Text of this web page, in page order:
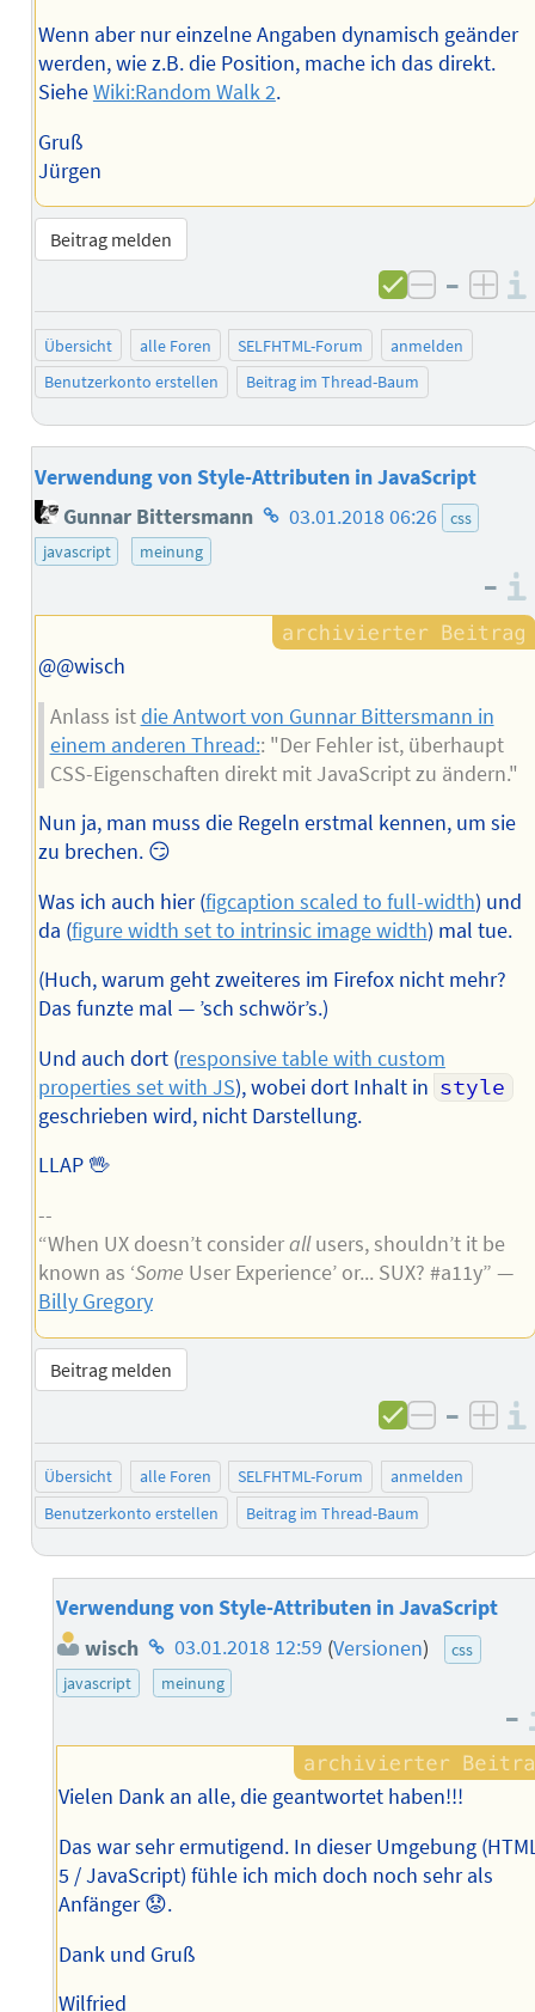
Wenn aber nur einzelne Angaben dynamisch geänder
werden, wie z.B. die Position, mache ich das direkt.
SieheWiki:Random Walk 2.
Gruß
Jürgen
Beitrag melden
negativ
–
Übersicht alle Foren SELFHTML-Forum
anmelden
Benutzerkonto erstellen
Beitrag im Thread-Baum
Verwendung von Style-Attributen in JavaScript
Gunnar Bittersmann Homepage
03.01.2018 06:26
css
javascript
meinung
–
@@wisch
Anlass istdie Antwort von Gunnar Bittersmann in
einem anderen Thread:: "Der Fehler ist, überhaupt
CSS-Eigenschaften direkt mit JavaScript zu ändern."
Nun ja, man muss die Regeln erstmal kennen, um sie
zu brechen. 😏
Was ich auch hier (figcaption scaled to full-width) und
da (figure width set to intrinsic image width) mal tue.
(Huch, warum geht zweiteres im Firefox nicht mehr?
Das funzte mal — ’sch schwör’s.)
Und auch dort (responsive table with custom
properties set with JS), wobei dort Inhalt in style
geschrieben wird, nicht Darstellung.
LLAP 🖖
--
“When UX doesn’t considerallusers, shouldn’t it be
known as ‘Some User Experience’ or... SUX? #a11y” —
Billy Gregory
Beitrag melden
negativ
–
Übersicht alle Foren SELFHTML-Forum
anmelden
Benutzerkonto erstellen
Beitrag im Thread-Baum
Verwendung von Style-Attributen in JavaScript
wisch Homepage
des
03.01.2018 12:59 (Versionen)
css
javascript
meinung
–
Vielen Dank an alle, die geantwortet haben!!!
Das war sehr ermutigend. In dieser Umgebung
5 / JavaScript) fühle ich mich doch noch sehr als
Anfänger 😟.
Dank und Gruß
Wilfried